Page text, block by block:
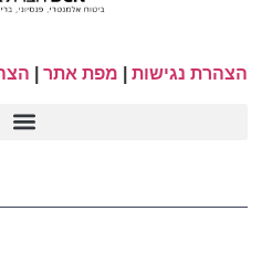
הצהרת נגישות מפת אתר